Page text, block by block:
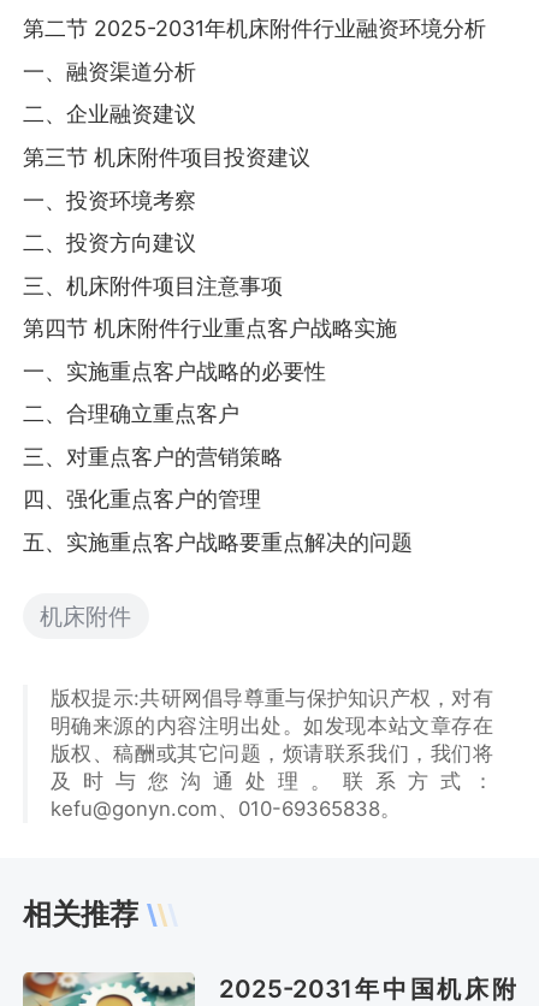
第二节 2025-2031年机床附件行业融资环境分析
一、融资渠道分析
二、企业融资建议
第三节 机床附件项目投资建议
一、投资环境考察
二、投资方向建议
三、机床附件项目注意事项
第四节 机床附件行业重点客户战略实施
一、实施重点客户战略的必要性
二、合理确立重点客户
三、对重点客户的营销策略
四、强化重点客户的管理
五、实施重点客户战略要重点解决的问题
机床附件
版权提示:共研网倡导尊重与保护知识产权，对有
明确来源的内容注明出处。如发现本站文章存在
版权、稿酬或其它问题，烦请联系我们，我们将
及时与您沟通处理。联系方式：
kefu@gonyn.com、010-69365838。
相关推荐
2025-2031年中国机床附